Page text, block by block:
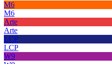
M6
M6
Arte
Arte
LCP
LCP
W9